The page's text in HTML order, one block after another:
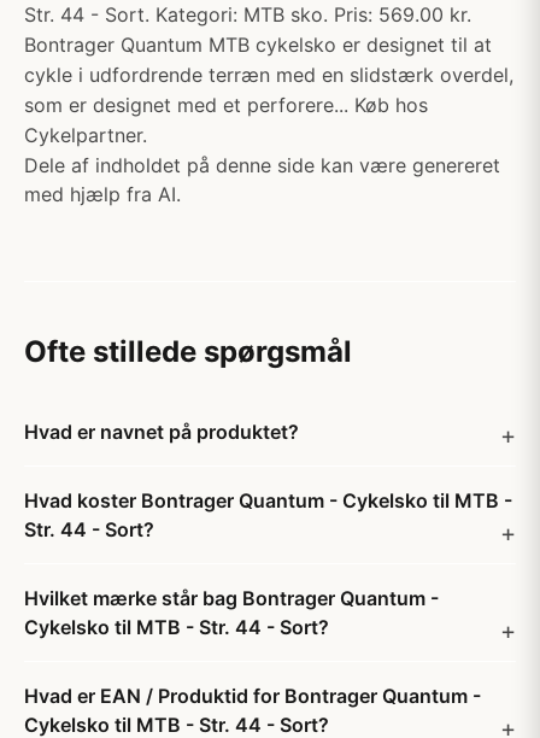
Str. 44 - Sort. Kategori: MTB sko. Pris: 569.00 kr.
Bontrager Quantum MTB cykelsko er designet til at
cykle i udfordrende terræn med en slidstærk overdel,
som er designet med et perforere... Køb hos
Cykelpartner.
Dele af indholdet på denne side kan være genereret
med hjælp fra AI.
Ofte stillede spørgsmål
Hvad er navnet på produktet?
Hvad koster Bontrager Quantum - Cykelsko til MTB -
Str. 44 - Sort?
Hvilket mærke står bag Bontrager Quantum -
Cykelsko til MTB - Str. 44 - Sort?
Hvad er EAN / Produktid for Bontrager Quantum -
Cykelsko til MTB - Str. 44 - Sort?